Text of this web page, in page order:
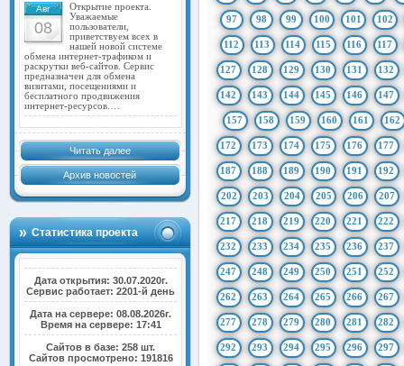
Авг
08
Открытие проекта.
Уважаемые
пользователи,
приветствуем всех в
нашей новой системе
обмена интернет-трафиком и
раскрутки веб-сайтов. Сервис
предназначен для обмена
визитами, посещениями и
бесплатного продвижения
интернет-ресурсов.…
Читать далее
Архив новостей
Статистика проекта
Дата открытия: 30.07.2020г.
Сервис работает: 2201-й день
Дата на сервере: 08.08.2026г.
Время на сервере: 17:41
Сайтов в базе: 258 шт.
Сайтов просмотрено: 191816
97 98 99 100 101 102
112 113 114 115 116 117
127 128 129 130 131 132
142 143 144 145 146 147
157 158 159 160 161 162
172 173 174 175 176 177
187 188 189 190 191 192
202 203 204 205 206 207
217 218 219 220 221 222
232 233 234 235 236 237
247 248 249 250 251 252
262 263 264 265 266 267
277 278 279 280 281 282
292 293 294 295 296 297